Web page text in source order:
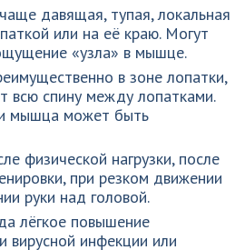
давящая, тупая, локальная
или на её краю. Могут
«узла» в мышце.
в зоне лопатки,
всю спину между лопатками.
мышца может быть
физической нагрузки, после
при резком движении
руки над головой.
лёгкое повышение
вирусной инфекции или